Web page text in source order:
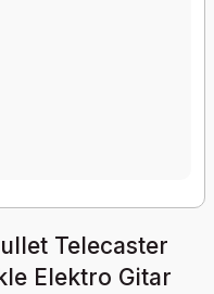
Telecaster
Elektro Gitar